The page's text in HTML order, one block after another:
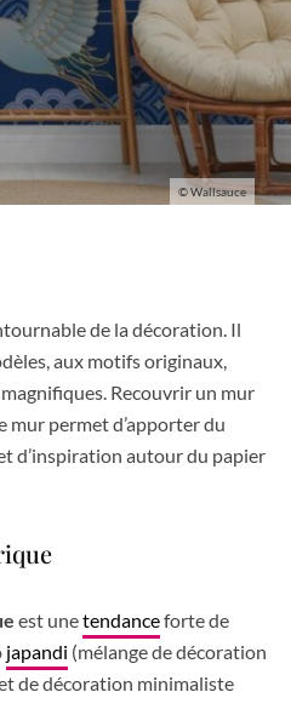
© Wallsauce
de la décoration. Il
aux motifs originaux,
Recouvrir un mur
mur permet d’apporter du
d’inspiration autour du papier
est unetendanceforte de
japandi (mélange de décoration
de décoration minimaliste